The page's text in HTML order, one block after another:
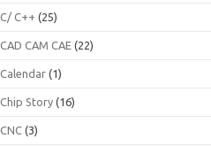
C/ C++ (25)
CAD CAM CAE (22)
Calendar (1)
Chip Story (16)
CNC (3)